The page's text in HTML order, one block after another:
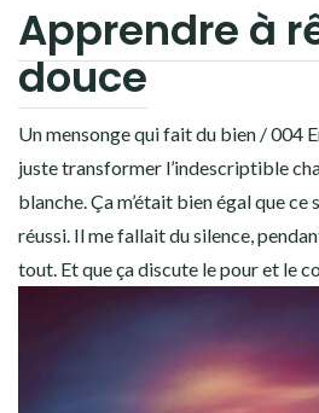
Apprendre à
douce
Un mensonge qui fait du bien / 004
juste transformer l’indescriptible
blanche. Ça m’était bien égal que ce
réussi. Il me fallait du silence,
tout. Et que ça discute le pour et le